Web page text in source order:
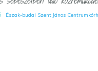
Észak-budai Szent János